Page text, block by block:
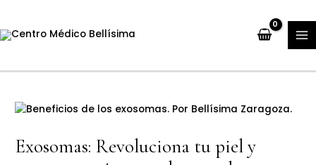
contenido
Exosomas: Revoluciona tu piel y